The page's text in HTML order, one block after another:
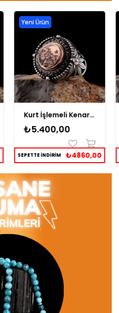
Kurt İşlemeli Kenarları Zirkon Taşlı Gümüş Yüzük
₺5.400,00
SEPETTE İNDİRİM ₺4860,00
Yeni Ürün